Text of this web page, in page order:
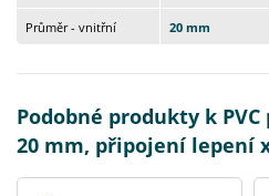
Průměr - vnitřní 20 mm
Podobné produkty k
20 mm, připojení lepení